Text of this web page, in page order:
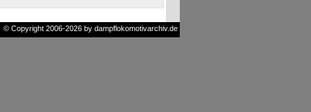
© Copyright 2006-2026 by dampflokomotivarchiv.de